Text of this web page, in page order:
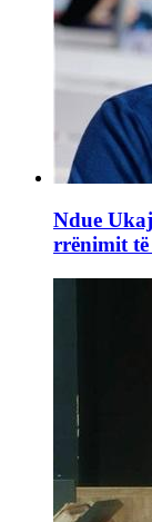
Ndue
rrënimit të